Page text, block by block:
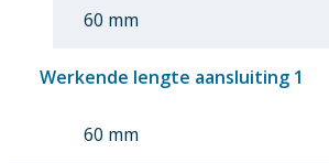
60 mm
Werkende lengte aansluiting 1
60 mm